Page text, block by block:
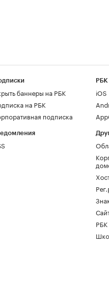
баннеры на РБК
на РБК
подписка
РБК
iOS